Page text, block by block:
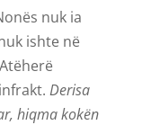
nuk ia
ishte në
Derisa
hiqma kokën